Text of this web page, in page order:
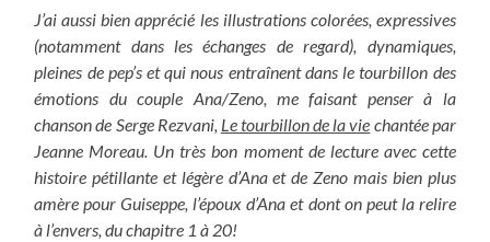
J’ai aussi bien apprécié les illustrations colorées, expressives
(notamment dans les échanges de regard), dynamiques,
pleines de pep’s et qui nous entraînent dans le tourbillon des
émotions du couple Ana/Zeno, me faisant penser à la
chanson de Serge Rezvani, Le tourbillon de la vie chantée par
Jeanne Moreau. Un très bon moment de lecture avec cette
histoire pétillante et légère d’Ana et de Zeno mais bien plus
amère pour Guiseppe, l’époux d’Ana et dont on peut la relire
à l’envers, du chapitre 1 à 20!